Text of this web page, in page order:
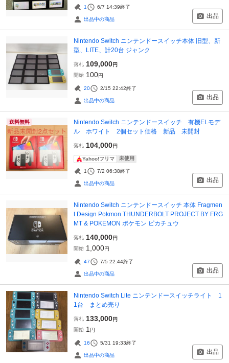
1 6/7 14:39終了
出品中の商品 出品
Nintendo Switch ニンテンドースイッチ本体 旧型、新
型、LITE、計20台 ジャンク
落札 109,000円
開始 100円
20 2/15 22:42終了
出品中の商品 出品
送料無料
Nintendo Switch ニンテンドースイッチ 有機ELモデ
ル ホワイト 2個セット価格 新品 未開封
落札 104,000円
Yahoo!フリマ 未使用
1 7/2 06:38終了
出品中の商品 出品
Nintendo Switch ニンテンドースイッチ 本体 Fragmen
t Design Pokmon THUNDERBOLT PROJECT BY FRG
MT & POKEMON ポケモン ピカチュウ
落札 140,000円
開始 1,000円
47 7/5 22:44終了
出品中の商品 出品
Nintendo Switch Lite ニンテンドースイッチライト 1
1台 まとめ売り
落札 133,000円
開始 1 円
16 5/31 19:33終了
出品中の商品 出品